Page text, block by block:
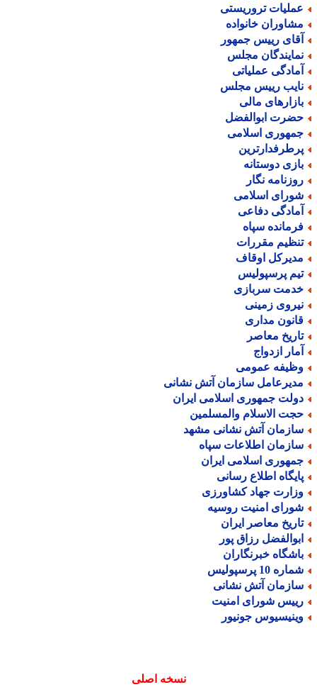
تروریستی
خانواده
رییس جمهور
مجلس
عملیاتی
رییس مجلس
مالی
ابوالفضل
اسلامی
دوستانه
نگار
اسلامی
دفاعی
سپاه
مقررات
اوقاف
پرسپولیس
سربازی
زمینی
مداری
معاصر
ازدواج
عمومی
سازمان آتش نشانی
جمهوری اسلامی ایران
الاسلام والمسلمین
آتش نشانی مشهد
اطلاعات سپاه
اسلامی ایران
اطلاع رسانی
جهاد کشاورزی
امنیت روسیه
معاصر ایران
رزاق پور
خبرنگاران
10 پرسپولیس
آتش نشانی
شورای امنیت
جونیور
نسخه اصلی